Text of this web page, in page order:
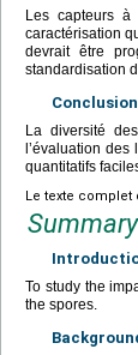
Les capteurs
caractérisation
devrait être
standardisation
Conclusion
La diversité
l’évaluation des
quantitatifs
Le texte complet
Summary
To study the
the spores.